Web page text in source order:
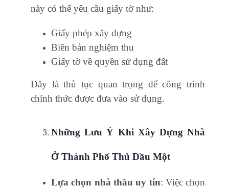
này có thể yêu cầu giấy tờ như:
Giấy phép xây dựng
Biên bản nghiệm thu
Giấy tờ về quyền sử dụng đất
Đây là thủ tục quan trọng để công trình
chính thức được đưa vào sử dụng.
Những Lưu Ý Khi Xây Dựng Nhà
Ở Thành Phố Thủ Dầu Một
Lựa chọn nhà thầu uy tín: Việc chọn